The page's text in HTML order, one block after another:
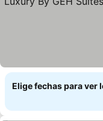
Elige fechas para ver